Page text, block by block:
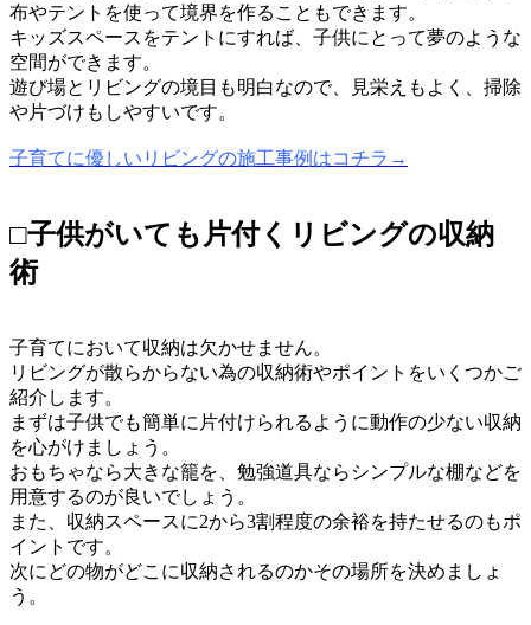
布やテントを使って境界を作ることもできます。
キッズスペースをテントにすれば、子供にとって夢のような
空間ができます。
遊び場とリビングの境目も明白なので、見栄えもよく、掃除
や片づけもしやすいです。
子育てに優しいリビングの施工事例はコチラ→
□子供がいても片付くリビングの収納
術
子育てにおいて収納は欠かせません。
リビングが散らからない為の収納術やポイントをいくつかご
紹介します。
まずは子供でも簡単に片付けられるように動作の少ない収納
を心がけましょう。
おもちゃなら大きな籠を、勉強道具ならシンプルな棚などを
用意するのが良いでしょう。
また、収納スペースに2から3割程度の余裕を持たせるのもポ
イントです。
次にどの物がどこに収納されるのかその場所を決めましょ
う。